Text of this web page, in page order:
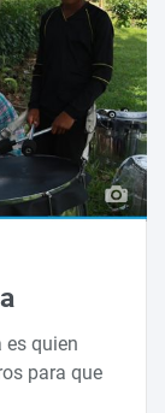
es quien
para que